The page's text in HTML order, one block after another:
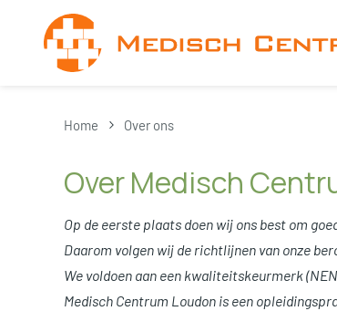
Overslaan en naar de inhoud gaan
Home Over ons
Over Medisch
Op de eerste plaats doen wij ons best om
Daarom volgen wij de richtlijnen van onze
We voldoen aan een kwaliteitskeurmerk
Medisch Centrum Loudon is een